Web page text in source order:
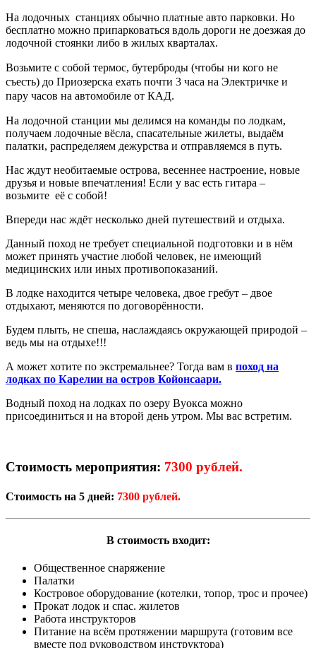
На лодочных станциях обычно платные авто парковки. Но
бесплатно можно припарковаться вдоль дороги не доезжая до
лодочной стоянки либо в жилых кварталах.
Возьмите с собой термос, бутерброды (чтобы ни кого не
съесть) до Приозерска ехать почти 3 часа на Электричке и
пару часов на автомобиле от КАД.
На лодочной станции мы делимся на команды по лодкам,
получаем лодочные вёсла, спасательные жилеты, выдаём
палатки, распределяем дежурства и отправляемся в путь.
Нас ждут необитаемые острова, весеннее настроение, новые
друзья и новые впечатления! Если у вас есть гитара –
возьмите её с собой!
Впереди нас ждёт несколько дней путешествий и отдыха.
Данный поход не требует специальной подготовки и в нём
может принять участие любой человек, не имеющий
медицинских или иных противопоказаний.
В лодке находится четыре человека, двое гребут – двое
отдыхают, меняются по договорённости.
Будем плыть, не спеша, наслаждаясь окружающей природой –
ведь мы на отдыхе!!!
А может хотите по экстремальнее? Тогда вам в поход на
лодках по Карелии на остров Койонсаари.
Водный поход на лодках по озеру Вуокса можно
присоединиться и на второй день утром. Мы вас встретим.
Стоимость мероприятия: 7300 рублей.
Стоимость на 5 дней: 7300 рублей.
В стоимость входит:
Общественное снаряжение
Палатки
Костровое оборудование (котелки, топор, трос и прочее)
Прокат лодок и спас. жилетов
Работа инструкторов
Питание на всём протяжении маршрута (готовим все
вместе под руководством инструктора)